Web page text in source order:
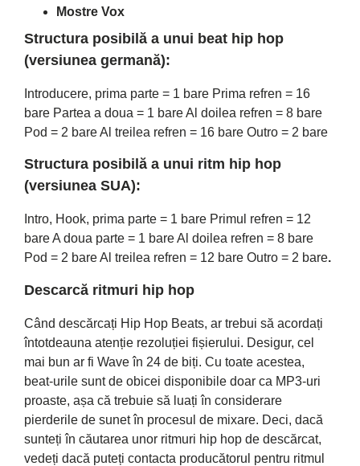
Mostre Vox
Structura posibilă a unui beat hip hop
(versiunea germană):
Introducere, prima parte = 1 bare Prima refren = 16
bare Partea a doua = 1 bare Al doilea refren = 8 bare
Pod = 2 bare Al treilea refren = 16 bare Outro = 2 bare
Structura posibilă a unui ritm hip hop
(versiunea SUA):
Intro, Hook, prima parte = 1 bare Primul refren = 12
bare A doua parte = 1 bare Al doilea refren = 8 bare
Pod = 2 bare Al treilea refren = 12 bare Outro = 2 bare.
Descarcă ritmuri hip hop
Când descărcați Hip Hop Beats, ar trebui să acordați
întotdeauna atenție rezoluției fișierului. Desigur, cel
mai bun ar fi Wave în 24 de biți. Cu toate acestea,
beat-urile sunt de obicei disponibile doar ca MP3-uri
proaste, așa că trebuie să luați în considerare
pierderile de sunet în procesul de mixare. Deci, dacă
sunteți în căutarea unor ritmuri hip hop de descărcat,
vedeți dacă puteți contacta producătorul pentru ritmul